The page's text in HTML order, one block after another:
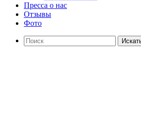
Пресса о нас
Отзывы
Фото